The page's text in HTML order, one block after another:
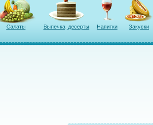
Салаты Выпечка, десерты Напитки Закуски